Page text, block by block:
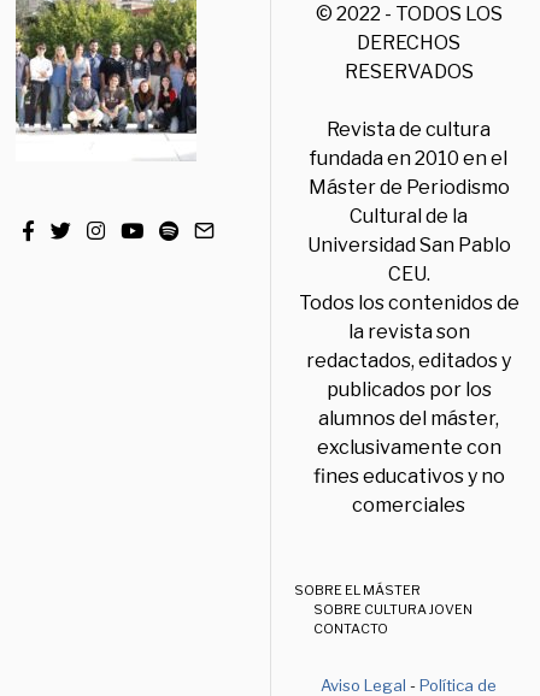
© 2022 - TODOS LOS
DERECHOS
RESERVADOS
Revista de cultura
fundada en 2010 en el
Máster de Periodismo
Cultural de la
Universidad San Pablo
CEU.
Todos los contenidos de
la revista son
redactados, editados y
publicados por los
alumnos del máster,
exclusivamente con
fines educativos y no
comerciales
SOBRE EL MÁSTER
SOBRE CULTURA JOVEN
CONTACTO
Aviso Legal -Política de